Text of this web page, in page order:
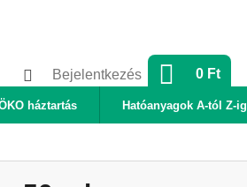
Bejelentkezés KOSÁR
0 Ft
háztartás Hatóanyagok A-tól Z-ig